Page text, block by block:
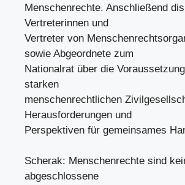
Menschenrechte. Anschließend
Vertreterinnen und
Vertreter von
sowie Abgeordnete zum
Nationalrat über die
starken
menschenrechtlichen
Herausforderungen und
Perspektiven für gemeinsames
Scherak: Menschenrechte sind
abgeschlossene